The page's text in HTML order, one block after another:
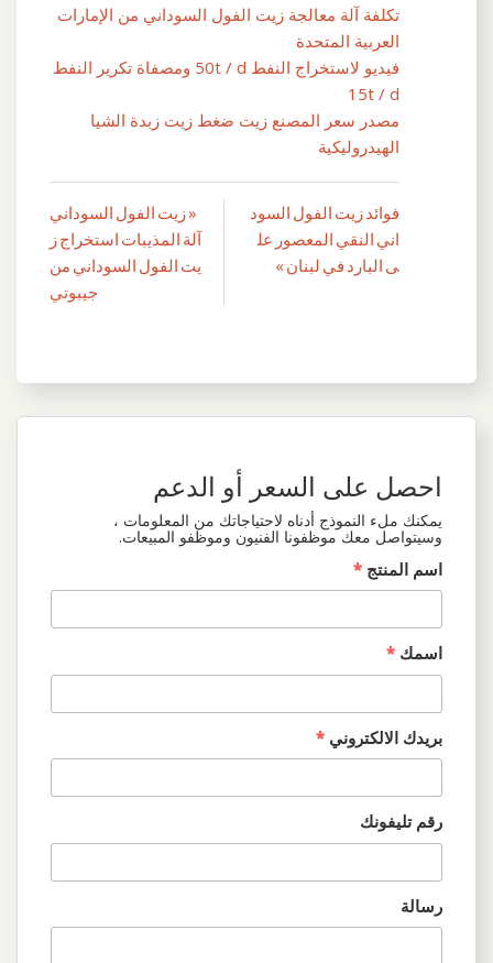
تكلفة آلة معالجة زيت الفول السوداني من الإمارات
العربية المتحدة
فيديو لاستخراج النفط 50t / d ومصفاة تكرير النفط
15t / d
مصدر سعر المصنع زيت ضغط زيت زبدة الشيا
الهيدروليكية
تصفّح
المقالات
« زيت الفول السوداني
آلة المذيبات استخراج ز
يت الفول السوداني من
جيبوتي
فوائد زيت الفول السود
اني النقي المعصور عل
ى البارد في لبنان »
احصل على السعر أو الدعم
يمكنك ملء النموذج أدناه لاحتياجاتك من المعلومات ،
وسيتواصل معك موظفونا الفنيون وموظفو المبيعات.
اسم المنتج *
اسمك *
بريدك الالكتروني *
رقم تليفونك
رسالة